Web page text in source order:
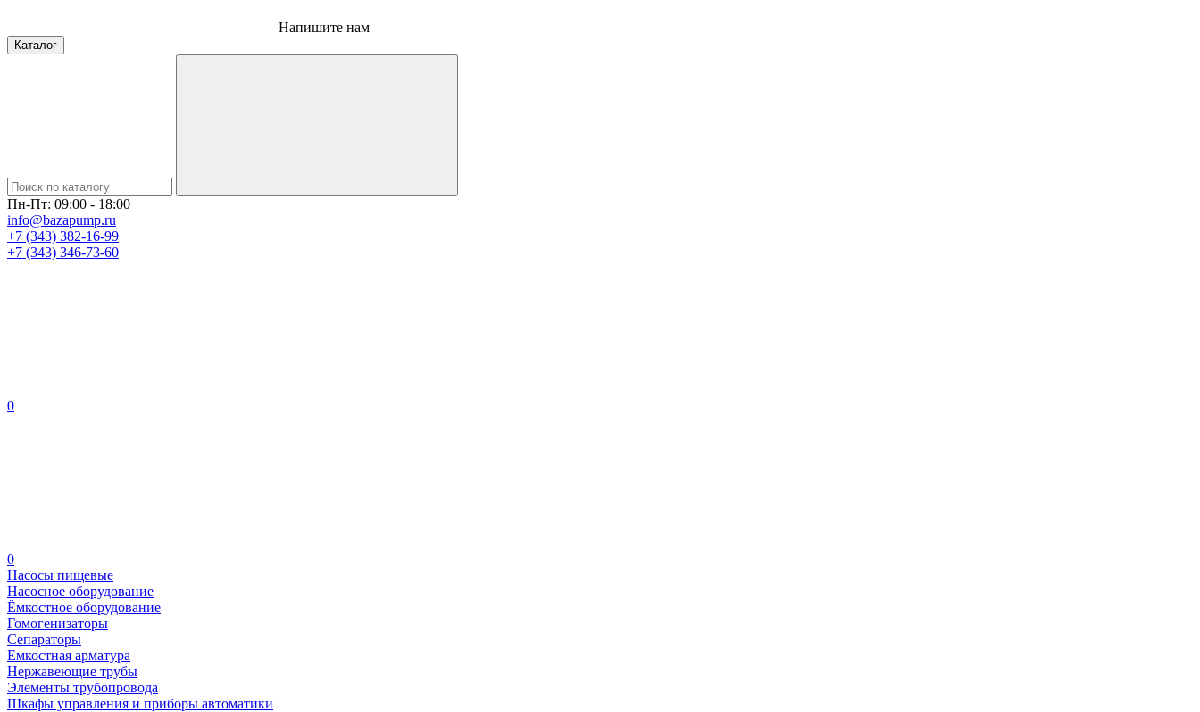
Напишите нам
Каталог
Пн-Пт: 09:00 - 18:00
info@bazapump.ru
+7 (343) 382-16-99
+7 (343) 346-73-‬60
0
0
Насосы пищевые
Насосное оборудование
Ёмкостное оборудование
Гомогенизаторы
Сепараторы
Емкостная арматура
Нержавеющие трубы
Элементы трубопровода
Шкафы управления и приборы автоматики